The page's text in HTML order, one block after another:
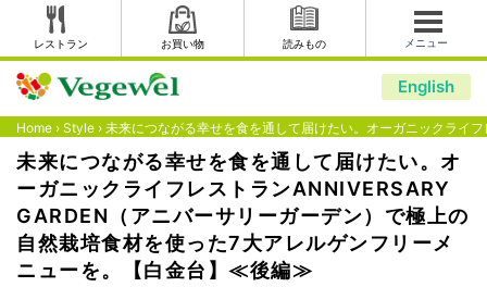
レストラン お買い物 読みもの メニュー
English
Home › Style › 未来につながる幸せを食を通して届けたい。オーガニックライ
未来につながる幸せを食を通して届けたい。オ
ーガニックライフレストランANNIVERSARY
GARDEN（アニバーサリーガーデン）で極上の
自然栽培食材を使った7大アレルゲンフリーメ
ニューを。【白金台】≪後編≫